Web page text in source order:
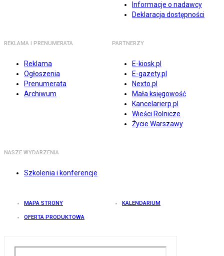
Informacje o nadawcy
Deklaracja dostępności
REKLAMA I PRENUMERATA
Reklama
Ogłoszenia
Prenumerata
Archiwum
PARTNERZY
E-kiosk.pl
E-gazety.pl
Nexto.pl
Mała księgowość
Kancelarierp.pl
Wieści Rolnicze
Życie Warszawy
NASZE WYDARZENIA
Szkolenia i konferencje
MAPA STRONY KALENDARIUM
OFERTA PRODUKTOWA